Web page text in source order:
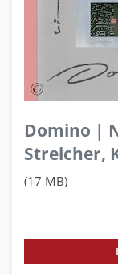
Domino |
Streicher,
(17 MB)